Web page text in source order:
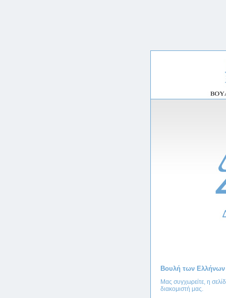
Βουλή των Ελλήνων
Μας συγχωρείτε, η
διακομιστή μας.